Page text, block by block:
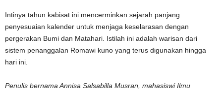
Intinya tahun kabisat ini mencerminkan sejarah panjang
penyesuaian kalender untuk menjaga keselarasan dengan
pergerakan Bumi dan Matahari. Istilah ini adalah warisan dari
sistem penanggalan Romawi kuno yang terus digunakan hingga
hari ini.
Penulis bernama Annisa Salsabilla Musran, mahasiswi Ilmu